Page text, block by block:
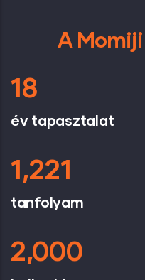
A
18
év tapasztalat
1,221
tanfolyam
2,000